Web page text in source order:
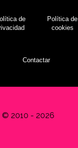
de
Política de
cookies
Contactar
© 2010 - 2026